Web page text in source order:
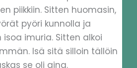
piikkiin. Sitten huomasin,
pyöri kunnolla ja
imuria. Sitten alkoi
Isä sitä silloin tällöin
se oli aina.